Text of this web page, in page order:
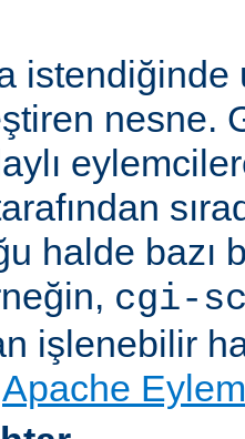
nesne.
halde bazı
cgi-
işlenebilir
Apache